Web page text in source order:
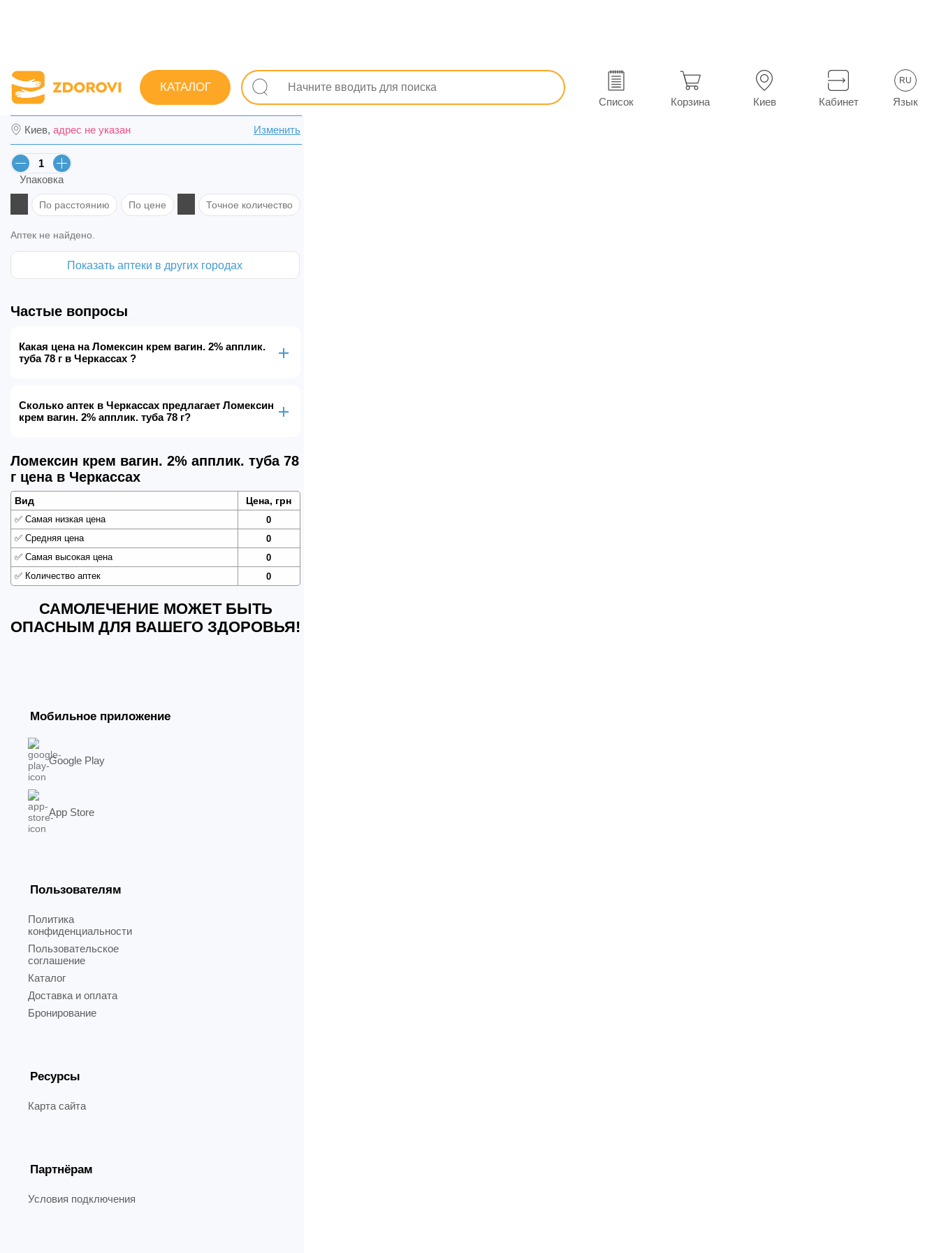
КАТАЛОГ
Список Корзина Киев Кабинет
RU
Язык
Поиск лекарств Лекарства Гинекологические От молочницы Ломексин крем вагин. 2% апплик. туба 78 г
Ломексин крем вагин. 2% апплик. туба 78 г в Черкассах
Киев, адрес не указан Изменить
Упаковка
По расстоянию По цене Точное количество
Аптек не найдено.
Показать аптеки в других городах
Частые вопросы
Какая цена на Ломексин крем вагин. 2% апплик.
туба 78 г в Черкассах ?
Сколько аптек в Черкассах предлагает Ломексин
крем вагин. 2% апплик. туба 78 г?
Ломексин крем вагин. 2% апплик. туба 78
г цена в Черкассах
Вид Цена, грн
✅ Самая низкая цена
0
✅ Средняя цена
0
✅ Самая высокая цена
0
✅ Количество аптек 0
САМОЛЕЧЕНИЕ МОЖЕТ БЫТЬ
ОПАСНЫМ ДЛЯ ВАШЕГО ЗДОРОВЬЯ!
Мобильное приложение
Google Play
App Store
Пользователям
Политика
конфиденциальности
Пользовательское
соглашение
Каталог
Доставка и оплата
Бронирование
Ресурсы
Карта сайта
Партнёрам
Условия подключения